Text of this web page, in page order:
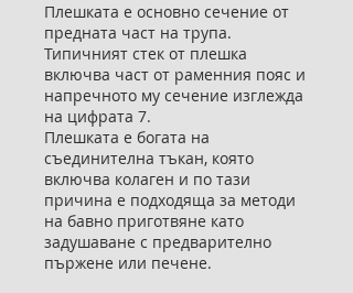
Плешката е основно сечение от
предната част на трупа.
Типичният стек от плешка
включва част от раменния пояс и
напречното му сечение изглежда
на цифрата 7.
Плешката е богата на
съединителна тъкан, която
включва колаген и по тази
причина е подходяща за методи
на бавно приготвяне като
задушаване с предварително
пържене или печене.